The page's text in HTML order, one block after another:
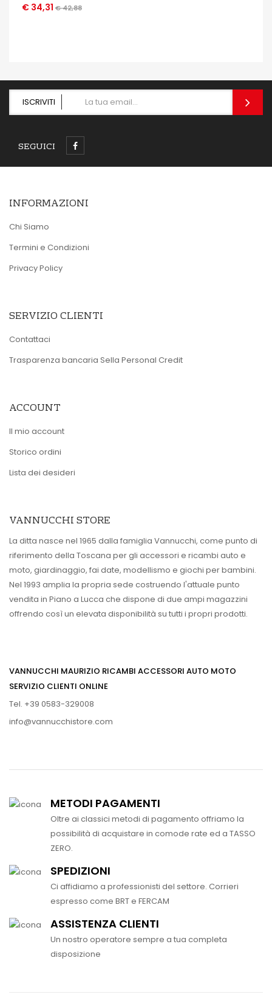
€ 34,31 € 42,88
OCCHIATA VELOCE
ISCRIVITI
SEGUICI
INFORMAZIONI
Chi Siamo
Termini e Condizioni
Privacy Policy
SERVIZIO CLIENTI
Contattaci
Trasparenza bancaria Sella Personal Credit
ACCOUNT
Il mio account
Storico ordini
Lista dei desideri
VANNUCCHI STORE
La ditta nasce nel 1965 dalla famiglia Vannucchi, come punto di
riferimento della Toscana per gli accessori e ricambi auto e
moto, giardinaggio, fai date, modellismo e giochi per bambini.
Nel 1993 amplia la propria sede costruendo l'attuale punto
vendita in Piano a Lucca che dispone di due ampi magazzini
offrendo così un elevata disponibilità su tutti i propri prodotti.
VANNUCCHI MAURIZIO RICAMBI ACCESSORI AUTO MOTO
SERVIZIO CLIENTI ONLINE
Tel. +39 0583-329008
info@vannucchistore.com
METODI PAGAMENTI
Oltre ai classici metodi di pagamento offriamo la
possibilità di acquistare in comode rate ed a TASSO
ZERO.
SPEDIZIONI
Ci affidiamo a professionisti del settore. Corrieri
espresso come BRT e FERCAM
ASSISTENZA CLIENTI
Un nostro operatore sempre a tua completa
disposizione